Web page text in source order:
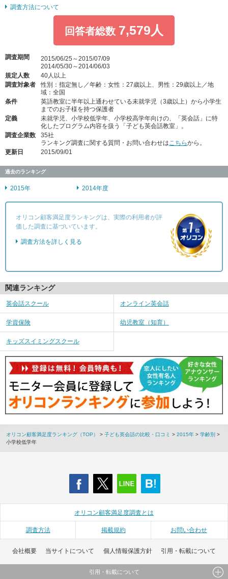
調査方法について
回答者総数 7,579人
調査期間
2015/06/25～2015/07/09
2014/05/30～2014/06/03
規定人数
40人以上
調査対象者
性別：指定無し／年齢：女性：27歳以上、男性：29歳以上／地
域：全国
条件
英語教室に半年以上通わせている未就学児（3歳以上）から小学生
までのお子様を持つ保護者
定義
未就学児、小学校低学年、小学校高学年向けの、「英会話」に特
化したプログラム内容を扱う「子ども英会話教室」。
調査企業数
35社
ランキング調査に関する質問・お問い合わせはこちらから。
更新日
2015/09/01
過去のランキング
2015年 2014年度
オリコン顧客満足度ランキングは、実際の利用者が評
価した調査に基づいています。
調査方法を詳しく見る
関連ランキング
英会話スクール オンライン英会話
学資保険 幼児教室（知育）
キッズスイミングスクール
オリコン顧客満足度ランキング（TOP） > 子ども英会話の比較・口コミ > 2015年 > 学齢別 >
小学校低学年
オリコン顧客満足度調査とは
調査方法 掲載規約 お問い合わせ
会社概要 当サイトについて 個人情報保護方針 引用・転載について
引用・転載について